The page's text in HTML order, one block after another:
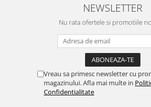
NEWSLETTER
Nu rata ofertele si promotiile
Vreau sa primesc newsletter cu
magazinului. Afla mai multe in
Confidentialitate